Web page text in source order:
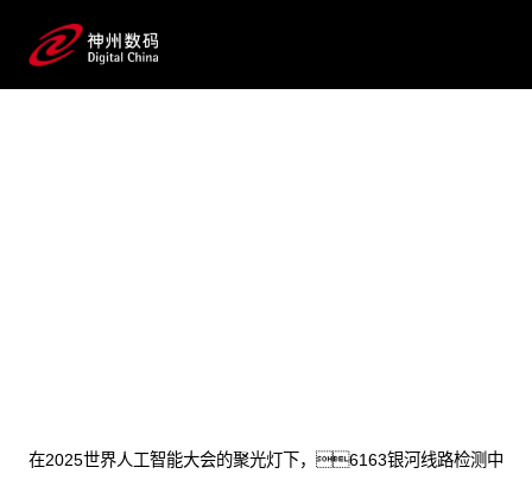
在2025世界人工智能大会的聚光灯下，6163银河线路检测中